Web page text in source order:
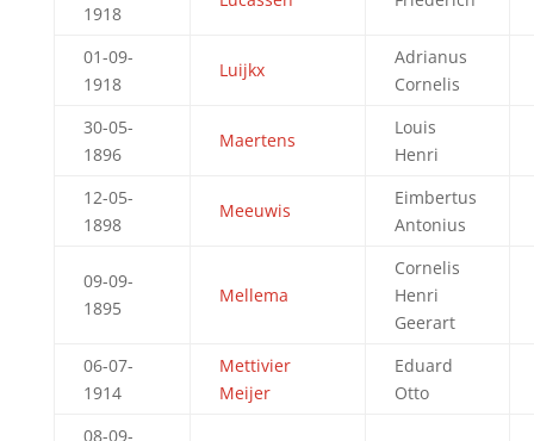
1918
01-09-
1918
Luijkx
Adrianus
Cornelis
30-05-
1896
Maertens
Louis
Henri
12-05-
1898
Meeuwis
Eimbertus
Antonius
09-09-
1895
Mellema
Cornelis
Henri
Geerart
06-07-
1914
Mettivier
Meijer
Eduard
Otto
08-09-